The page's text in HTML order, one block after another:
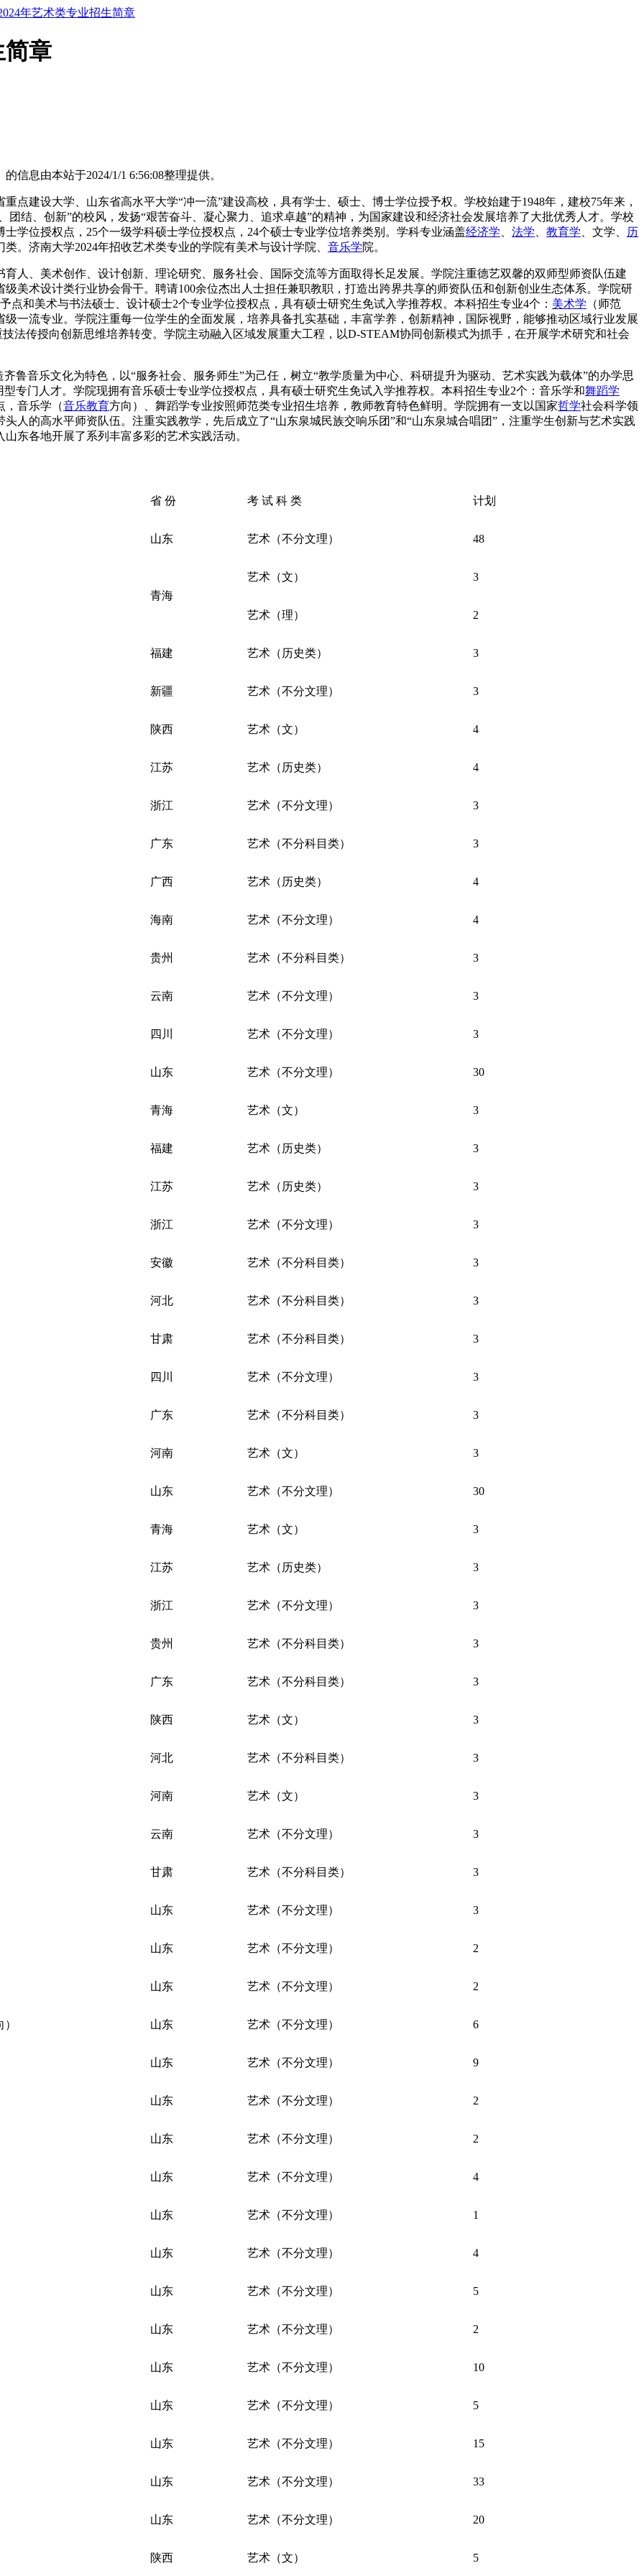
年艺术类专业招生简章
简章
的信息由本站于2024/1/1 6:56:08整理提供。
点建设大学、山东省高水平大学“冲一流”建设高校，具有学士、硕士、博士学位授予权。学校始建于1948年，建校75年来，
团结、创新”的校风，发扬“艰苦奋斗、凝心聚力、追求卓越”的精神，为国家建设和经济社会发展培养了大批优秀人才。学校
学位授权点，25个一级学科硕士学位授权点，24个硕士专业学位培养类别。学科专业涵盖经济学 法学 教育学 、文学、
历
。济南大学2024年招收艺术类专业的学院有美术与设计学院、 音乐学院。
人、美术创作、设计创新、理论研究、服务社会、国际交流等方面取得长足发展。学院注重德艺双馨的双师型师资队伍建
美术设计类行业协会骨干。聘请100余位杰出人士担任兼职教职，打造出跨界共享的师资队伍和创新创业生态体系。学院研
和美术与书法硕士、设计硕士2个专业学位授权点，具有硕士研究生免试入学推荐权。本科招生专业4个： 美术学 （师范
级一流专业。学院注重每一位学生的全面发展，培养具备扎实基础，丰富学养，创新精神，国际视野，能够推动区域行业发展
法传授向创新思维培养转变。学院主动融入区域发展重大工程，以D-STEAM协同创新模式为抓手，在开展学术研究和社会
鲁音乐文化为特色，以“服务社会、服务师生”为己任，树立“教学质量为中心、科研提升为驱动、艺术实践为载体”的办学思
专门人才。学院现拥有音乐硕士专业学位授权点，具有硕士研究生免试入学推荐权。本科招生专业2个：音乐学和舞蹈学
，音乐学（音乐教育方向）、舞蹈学专业按照师范类专业招生培养，教师教育特色鲜明。学院拥有一支以国家哲学社会科学领
人的高水平师资队伍。注重实践教学，先后成立了“山东泉城民族交响乐团”和“山东泉城合唱团”，注重学生创新与艺术实践
东各地开展了系列丰富多彩的艺术实践活动。
省 份 考 试 科 类 计划
山东 艺术（不分文理） 48
青海
艺术（文） 3
艺术（理） 2
福建 艺术（历史类） 3
新疆 艺术（不分文理） 3
陕西 艺术（文） 4
江苏 艺术（历史类） 4
浙江 艺术（不分文理） 3
广东 艺术（不分科目类） 3
广西 艺术（历史类） 4
海南 艺术（不分文理） 4
贵州 艺术（不分科目类） 3
云南 艺术（不分文理） 3
四川 艺术（不分文理） 3
山东 艺术（不分文理） 30
青海 艺术（文） 3
福建 艺术（历史类） 3
江苏 艺术（历史类） 3
浙江 艺术（不分文理） 3
安徽 艺术（不分科目类） 3
河北 艺术（不分科目类） 3
甘肃 艺术（不分科目类） 3
四川 艺术（不分文理） 3
广东 艺术（不分科目类） 3
河南 艺术（文） 3
山东 艺术（不分文理） 30
青海 艺术（文） 3
江苏 艺术（历史类） 3
浙江 艺术（不分文理） 3
贵州 艺术（不分科目类） 3
广东 艺术（不分科目类） 3
陕西 艺术（文） 3
河北 艺术（不分科目类） 3
河南 艺术（文） 3
云南 艺术（不分文理） 3
甘肃 艺术（不分科目类） 3
山东 艺术（不分文理） 3
山东 艺术（不分文理） 2
山东 艺术（不分文理） 2
山东 艺术（不分文理） 6
山东 艺术（不分文理） 9
山东 艺术（不分文理） 2
山东 艺术（不分文理） 2
山东 艺术（不分文理） 4
山东 艺术（不分文理） 1
山东 艺术（不分文理） 4
山东 艺术（不分文理） 5
山东 艺术（不分文理） 2
山东 艺术（不分文理） 10
山东 艺术（不分文理） 5
山东 艺术（不分文理） 15
山东 艺术（不分文理） 33
山东 艺术（不分文理） 20
陕西 艺术（文） 5